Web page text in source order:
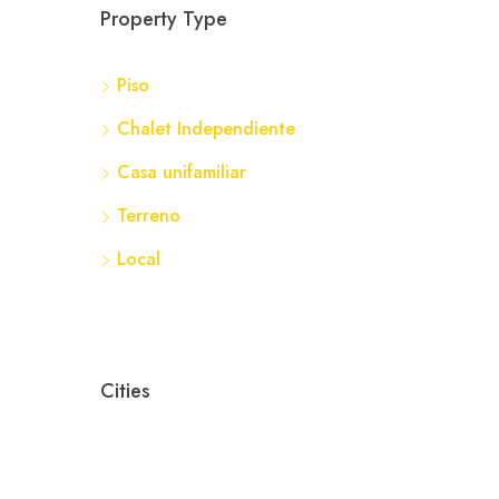
Property Type
Piso
Chalet Independiente
Casa unifamiliar
Terreno
Local
Cities